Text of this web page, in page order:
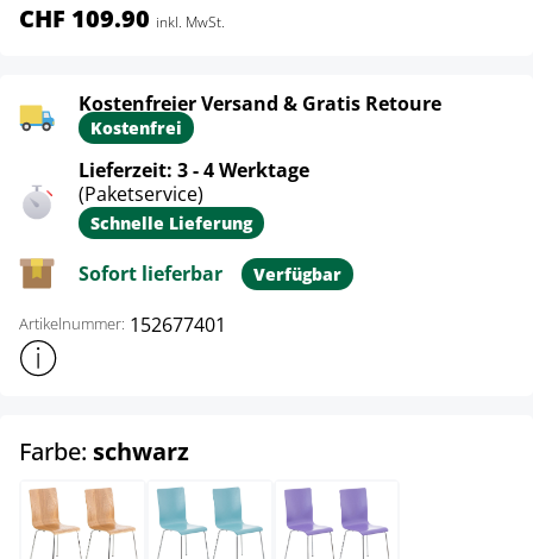
CHF 109.90 inkl. MwSt.
Kostenfreier Versand & Gratis Retoure
Kostenfrei
Lieferzeit: 3 - 4 Werktage
(Paketservice)
Schnelle Lieferung
Sofort lieferbar Verfügbar
Artikelnummer: 152677401
Weitere Produktinformationen anzeigen
Farbe: schwarzauswählen
eiche hellblau lila